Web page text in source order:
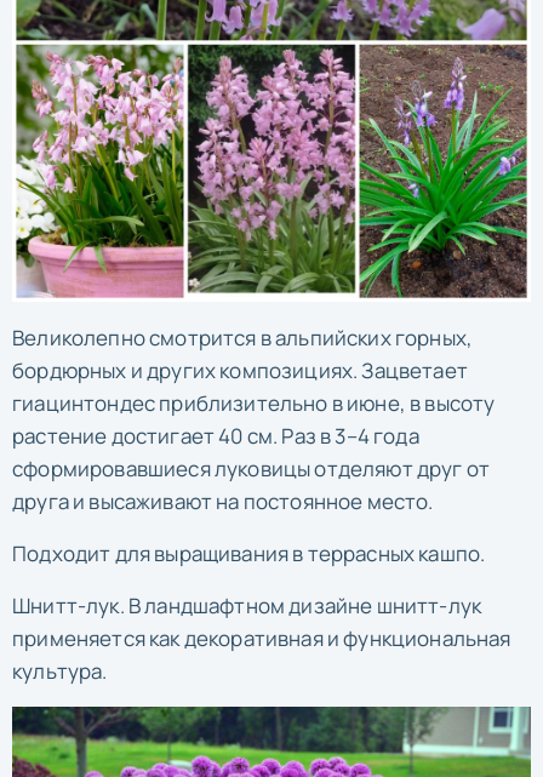
Великолепно смотрится в альпийских горных,
бордюрных и других композициях. Зацветает
гиацинтондес приблизительно в июне, в высоту
растение достигает 40 см. Раз в 3–4 года
сформировавшиеся луковицы отделяют друг от
друга и высаживают на постоянное место.
Подходит для выращивания в террасных кашпо.
Шнитт-лук. В ландшафтном дизайне шнитт-лук
применяется как декоративная и функциональная
культура.